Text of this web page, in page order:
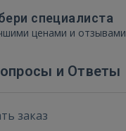
специалиста
ценами и отзывами
и Ответы
заказ